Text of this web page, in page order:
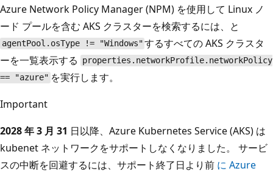
Azure Network Policy Manager (NPM) を使用して Linux ノ
ード プールを含む AKS クラスターを検索するには、 と
agentPool.osType != "Windows" するすべての AKS クラスタ
ーを一覧表示する
properties.networkProfile.networkPolicy
== "azure" を実行します。
Important
2028 年 3 月 31 日以降、Azure Kubernetes Service (AKS) は
kubenet ネットワークをサポートしなくなりました。 サービ
スの中断を回避するには、サポート終了日より前 に Azure